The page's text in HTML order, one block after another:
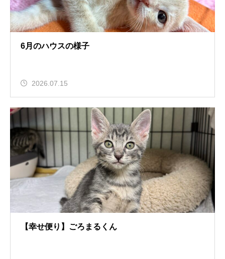
6月のハウスの様子
2026.07.15
【幸せ便り】ごろまるくん